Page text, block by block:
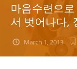
마음수련으
서 벗어나다,
March 1, 2013